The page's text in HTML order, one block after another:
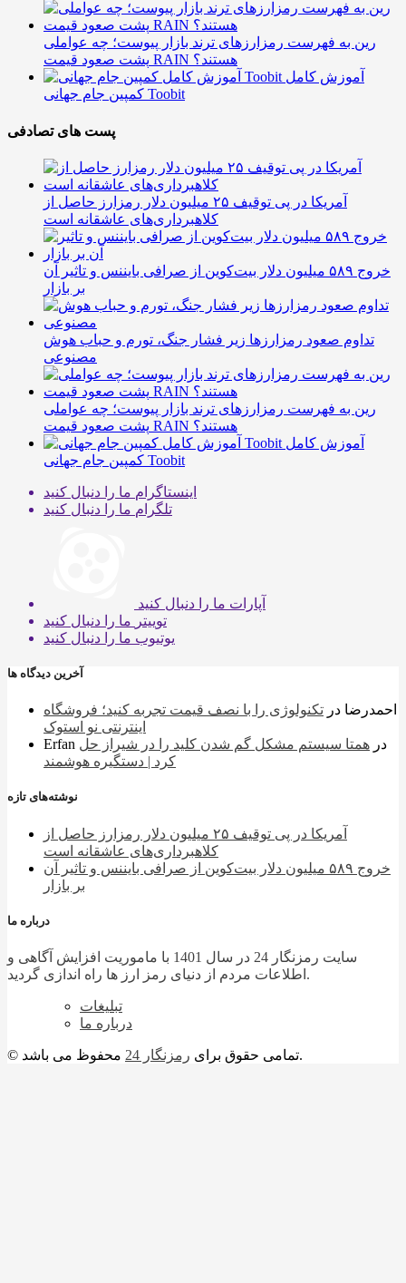
رین به فهرست رمزارزهای ترند بازار پیوست؛ چه عواملی
پشت صعود قیمت RAIN هستند؟
آموزش کامل
کمپین جام جهانی Toobit
پست های تصادفی
آمریکا در پی توقیف ۲۵ میلیون دلار رمزارز حاصل از
کلاهبرداری‌های عاشقانه است
خروج ۵۸۹ میلیون دلار بیت‌کوین از صرافی بایننس و تاثیر آن
بر بازار
تداوم صعود رمزارزها زیر فشار جنگ، تورم و حباب هوش
مصنوعی
رین به فهرست رمزارزهای ترند بازار پیوست؛ چه عواملی
پشت صعود قیمت RAIN هستند؟
آموزش کامل
کمپین جام جهانی Toobit
اینستاگرام ما را دنبال کنید
تلگرام ما را دنبال کنید
آپارات ما را دنبال کنید
توییتر ما را دنبال کنید
یوتیوب ما را دنبال کنید
آخرین دیدگاه ها
احمدرضا در تکنولوژی را با نصف قیمت تجربه کنید؛ فروشگاه
اینترنتی نو استوک
Erfan
در همتا سیستم مشکل گم شدن کلید را در شیراز حل
کرد | دستگیره هوشمند
نوشته‌های تازه
آمریکا در پی توقیف ۲۵ میلیون دلار رمزارز حاصل از
کلاهبرداری‌های عاشقانه است
خروج ۵۸۹ میلیون دلار بیت‌کوین از صرافی بایننس و تاثیر آن
بر بازار
درباره ما
سایت رمزنگار 24 در سال 1401 با ماموریت افزایش آگاهی و
اطلاعات مردم از دنیای رمز ارز ها راه اندازی گردید.
تبلیغات
درباره ما
© تمامی حقوق برای رمزنگار 24 محفوظ می باشد.